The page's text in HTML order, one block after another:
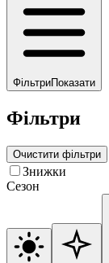
ФільтриПоказати
Фільтри
Очистити фільтри
Знижки
Сезон